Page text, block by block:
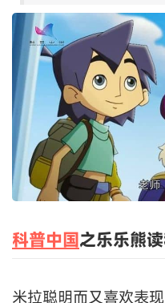
科普中国之乐乐熊
米拉聪明而又喜欢表